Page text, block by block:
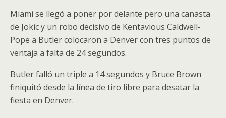
Miami se llegó a poner por delante pero una canasta
de Jokic y un robo decisivo de Kentavious Caldwell-
Pope a Butler colocaron a Denver con tres puntos de
ventaja a falta de 24 segundos.
Butler falló un triple a 14 segundos y Bruce Brown
finiquitó desde la línea de tiro libre para desatar la
fiesta en Denver.